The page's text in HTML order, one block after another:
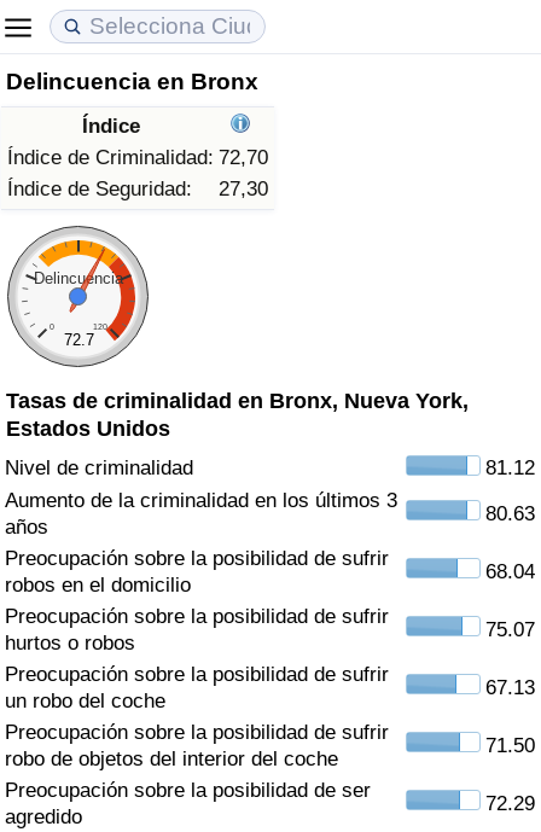
Delincuencia en Bronx
Índice
Índice de Criminalidad: 72,70
Índice de Seguridad:
27,30
Delincuencia
0 120
72.7
Tasas de criminalidad en Bronx, Nueva York,
Estados Unidos
Nivel de criminalidad
81.12
Aumento de la criminalidad en los últimos 3
años
80.63
Preocupación sobre la posibilidad de sufrir
robos en el domicilio
68.04
Preocupación sobre la posibilidad de sufrir
hurtos o robos
75.07
Preocupación sobre la posibilidad de sufrir
un robo del coche
67.13
Preocupación sobre la posibilidad de sufrir
robo de objetos del interior del coche
71.50
Preocupación sobre la posibilidad de ser
agredido
72.29
Coste de vida
Índice de Costo de Vida (Actual)
Índice de Costo de Vida
Índice de costo de vida por país
en aqaba
Precios de las propiedades
Índice de Precios de Inmuebles (Actual)
Índice de Precios de Inmuebles
Índice de Precios de Inmuebles por País
Calidad de Vida
Índice de Calidad de Vida
Índice de Calidad de Vida (Actual)
Índice de calidad de vida por país
Delincuencia
Calificación del Índice de Criminalidad
(Actual)
Índice de Criminalidad
Índice de criminalidad por país
Sanidad
Índice de Sanidad (Actual)
Índice de Sanidad
Índice de Sanidad por País